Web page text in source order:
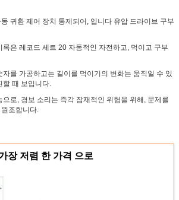
귀환 제어 장치 통제되어, 입니다 유압 드라이브 구부
은 레코드 세트 20 자동적인 자전하고, 먹이고 구부
자를 가공하고는 길이를 먹이기의 변화는 움직일 수 있
할 때 보입니다.
로, 경보 소리는 즉각 잠재적인 위험을 위해, 문제를
조합니다.
장 저렴 한 가격 으로